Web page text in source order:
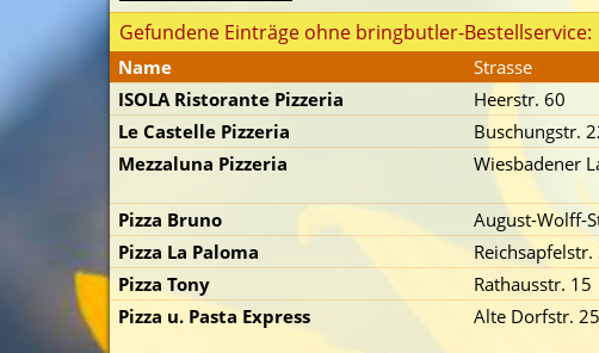
Gefundene Einträge ohne bringbutler-Bestellservice:
Name Strasse
ISOLA Ristorante Pizzeria
Heerstr. 60
Le Castelle Pizzeria
Buschungstr.
Mezzaluna Pizzeria
Wiesbadener
Pizza Bruno
August-Wolff-
Pizza La Paloma
Reichsapfelstr.
Pizza Tony
Rathausstr. 15
Pizza u. Pasta Express
Alte Dorfstr. 25